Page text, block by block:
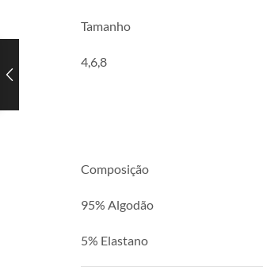
Tamanho
4,6,8
Composição
95% Algodão
5% Elastano